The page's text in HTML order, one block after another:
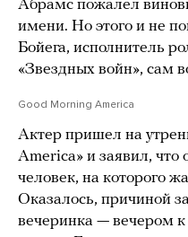
Абрамс пожалел
имени. Но этого и не
Бойега, исполнитель
«Звездных войн», сам
Good Morning America
Актер пришел на
America» и заявил, что
человек, на которого
Оказалось, причиной
вечеринка — вечером